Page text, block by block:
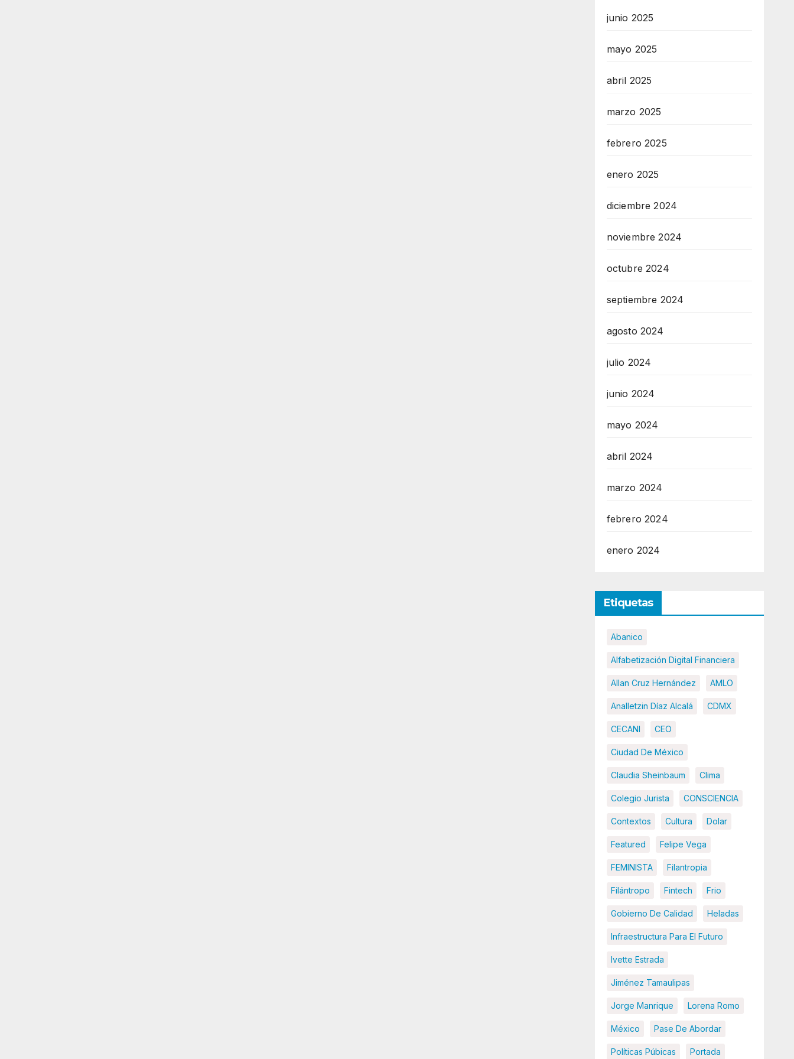
junio 2025
mayo 2025
abril 2025
marzo 2025
febrero 2025
enero 2025
diciembre 2024
noviembre 2024
octubre 2024
septiembre 2024
agosto 2024
julio 2024
junio 2024
mayo 2024
abril 2024
marzo 2024
febrero 2024
enero 2024
Etiquetas
Abanico
Alfabetización Digital Financiera
Allan Cruz Hernández AMLO
Analletzin Díaz Alcalá CDMX
CECANI CEO
Ciudad De México
Claudia Sheinbaum Clima
Colegio Jurista CONSCIENCIA
Contextos Cultura Dolar
Featured Felipe Vega
FEMINISTA Filantropia
Filántropo Fintech Frio
Gobierno De Calidad Heladas
Infraestructura Para El Futuro
Ivette Estrada
Jiménez Tamaulipas
Jorge Manrique Lorena Romo
México Pase De Abordar
Políticas Púbicas Portada